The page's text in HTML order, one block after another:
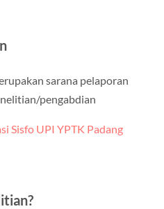
sarana pelaporan
pengabdian
Sisfo UPI YPTK Padang